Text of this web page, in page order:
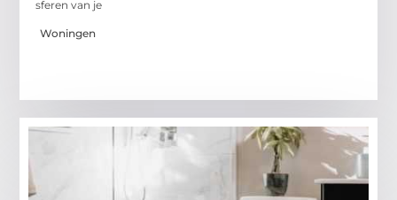
sferen van je
Woningen